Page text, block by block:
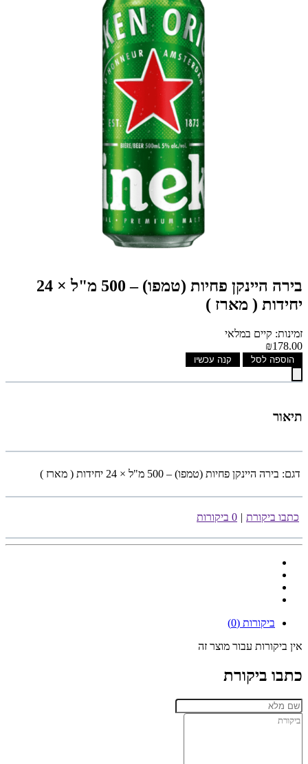
בירה היינקן פחיות (טמפו) – 500 מ"ל × 24
יחידות ( מארז )
זמינות: קיים במלאי
₪178.00
הוספה לסל קנה עכשיו
תיאור
דגם: בירה היינקן פחיות (טמפו) – 500 מ"ל × 24 יחידות ( מארז )
כתבו ביקורת | 0 ביקורות
ביקורות (0)
אין ביקורות עבור מוצר זה
כתבו ביקורת